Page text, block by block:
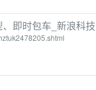
即时包车_新浪科技